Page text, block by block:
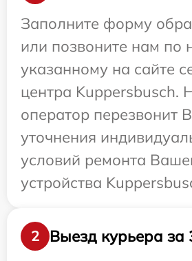
Заполните форму
или позвоните нам по
указанному на сайте
центра Kuppersbusch.
оператор перезвонит
уточнения
условий ремонта
устройства
2
Выезд курьера за